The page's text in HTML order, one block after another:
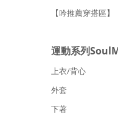
【吟推薦穿搭區】
運動系列
上衣/背心
外套
下著